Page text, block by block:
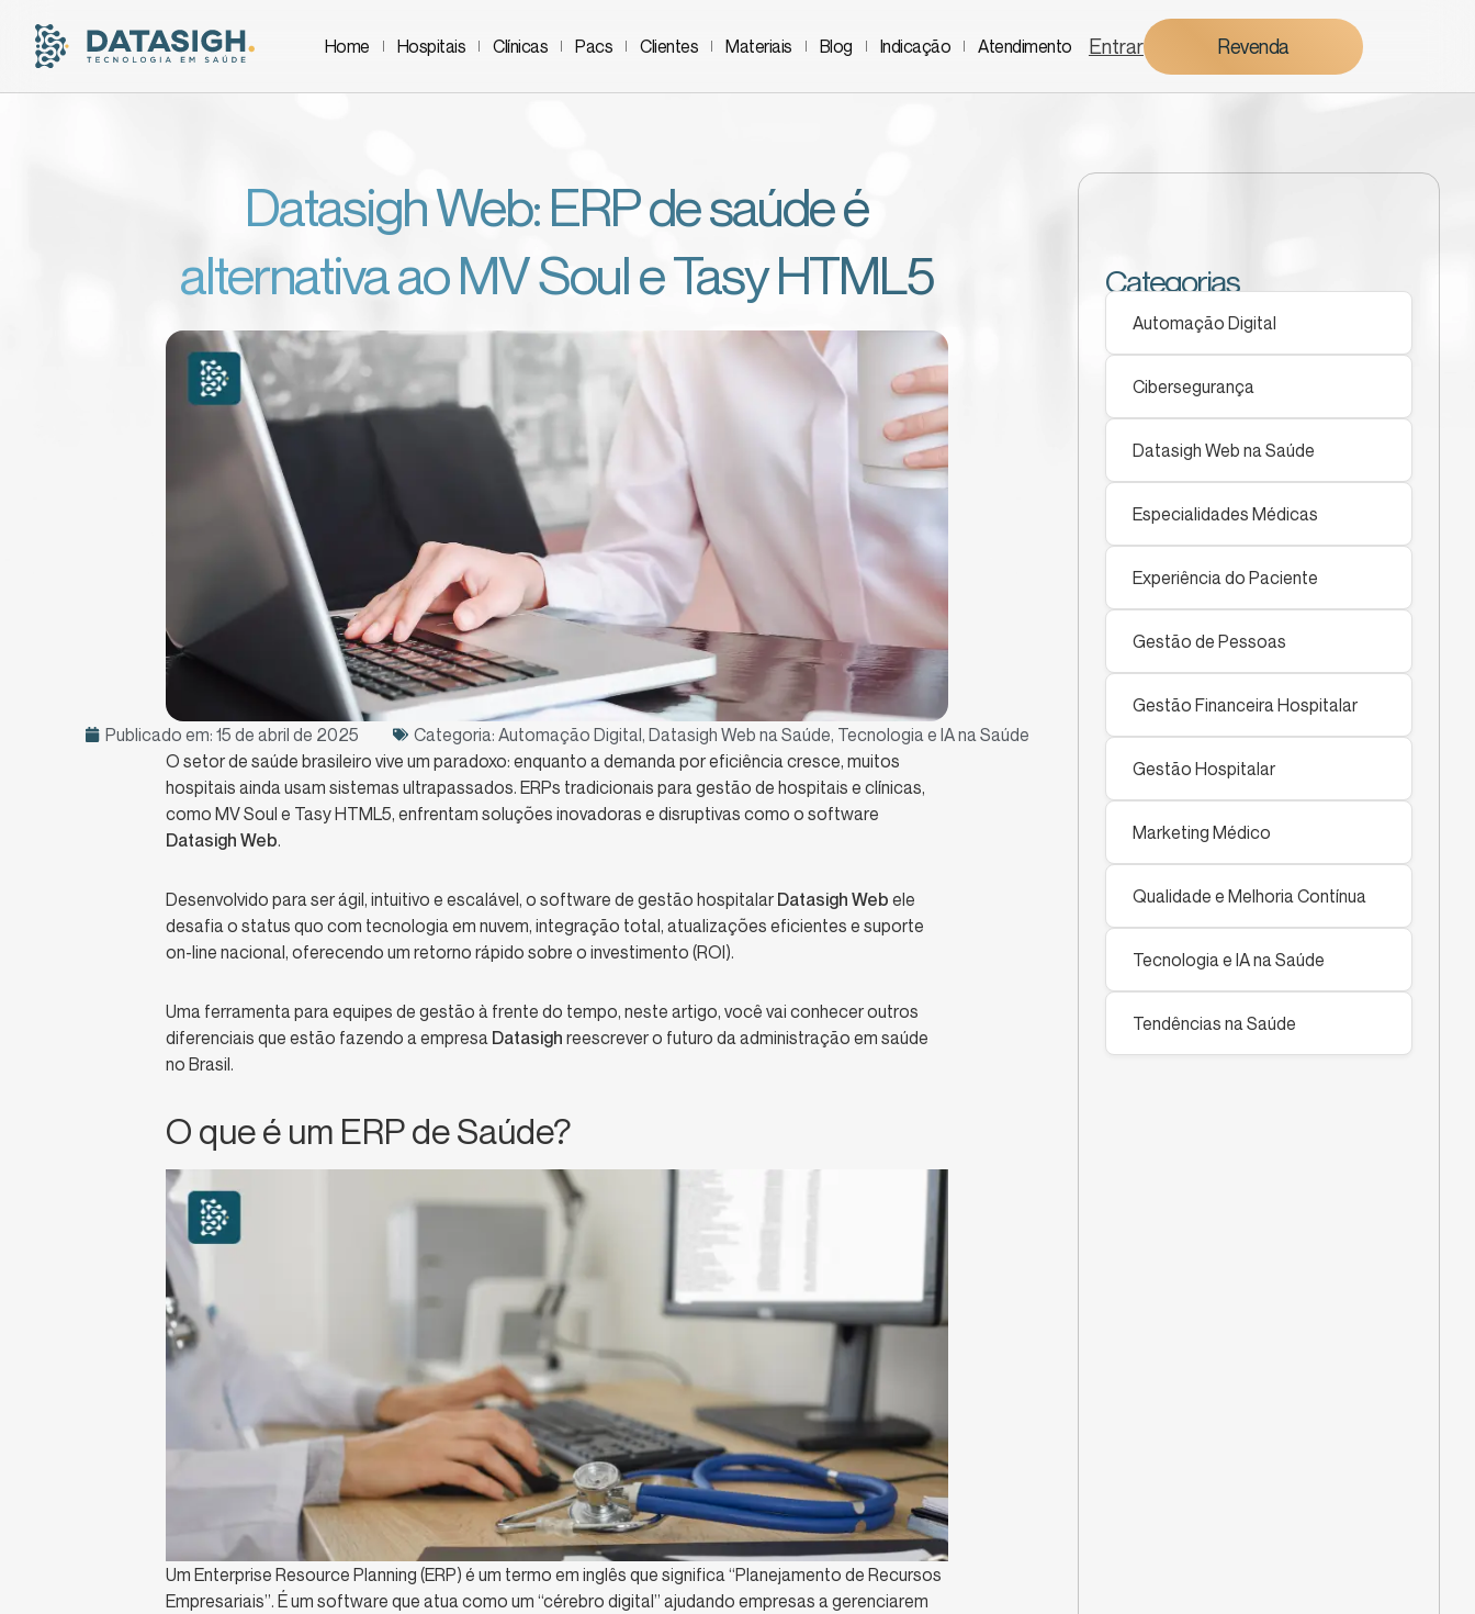
Home Hospitais Clínicas Pacs Clientes Materiais Blog Indicação Atendimento Entrar Revenda
Datasigh Web: ERP de saúde é
alternativa ao MV Soul e Tasy HTML5
Publicado em: 15 de abril de 2025 Categoria: Automação Digital, Datasigh Web na Saúde, Tecnologia e IA na Saúde
O setor de saúde brasileiro vive um paradoxo: enquanto a demanda por eficiência cresce, muitos
hospitais ainda usam sistemas ultrapassados. ERPs tradicionais para gestão de hospitais e clínicas,
como MV Soul e Tasy HTML5, enfrentam soluções inovadoras e disruptivas como o software
Datasigh Web.
Desenvolvido para ser ágil, intuitivo e escalável, o software de gestão hospitalar Datasigh Web ele
desafia o status quo com tecnologia em nuvem, integração total, atualizações eficientes e suporte
on-line nacional, oferecendo um retorno rápido sobre o investimento (ROI).
Uma ferramenta para equipes de gestão à frente do tempo, neste artigo, você vai conhecer outros
diferenciais que estão fazendo a empresa Datasigh reescrever o futuro da administração em saúde
no Brasil.
O que é um ERP de Saúde?
Um Enterprise Resource Planning (ERP) é um termo em inglês que significa “Planejamento de Recursos
Empresariais”. É um software que atua como um “cérebro digital” ajudando empresas a gerenciarem
Categorias
Automação Digital
Cibersegurança
Datasigh Web na Saúde
Especialidades Médicas
Experiência do Paciente
Gestão de Pessoas
Gestão Financeira Hospitalar
Gestão Hospitalar
Marketing Médico
Qualidade e Melhoria Contínua
Tecnologia e IA na Saúde
Tendências na Saúde